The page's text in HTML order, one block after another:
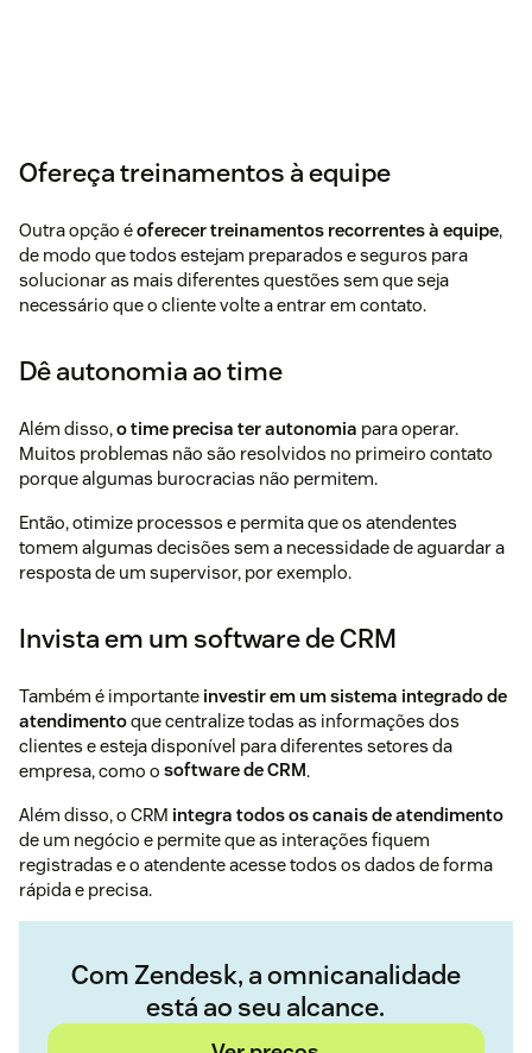
Ofereça treinamentos à equipe
Outra opção éoferecer treinamentos recorrentes à equipe,
de modo que todos estejam preparados e seguros para
solucionar as mais diferentes questões sem que seja
necessário que o cliente volte a entrar em contato.
Dê autonomia ao time
Além disso,o time precisa ter autonomia para operar.
Muitos problemas não são resolvidos no primeiro contato
porque algumas burocracias não permitem.
Então, otimize processos e permita que os atendentes
tomem algumas decisões sem a necessidade de aguardar a
resposta de um supervisor, por exemplo.
Invista em um software de CRM
Também é importante investir em um sistema integrado de
atendimentoque centralize todas as informações dos
clientes e esteja disponível para diferentes setores da
empresa, como o software de CRM.
Além disso, o CRM integra todos os canais de atendimento
de um negócio e permite que as interações fiquem
registradas e o atendente acesse todos os dados de forma
rápida e precisa.
Com Zendesk, a omnicanalidade
está ao seu alcance.